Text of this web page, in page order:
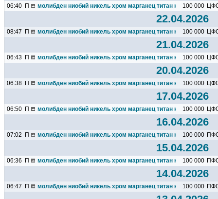
06:40 П молибден ниобий никель хром марганец титан кремний чугун
100 000
22.04.2026
08:47 П молибден ниобий никель хром марганец титан кремний чугун
100 000
21.04.2026
06:43 П молибден ниобий никель хром марганец титан кремний чугун
100 000
20.04.2026
06:38 П молибден ниобий никель хром марганец титан кремний чугун
100 000
17.04.2026
06:50 П молибден ниобий никель хром марганец титан кремний чугун
100 000
16.04.2026
07:02 П молибден ниобий никель хром марганец титан кремний чугун
100 000
15.04.2026
06:36 П молибден ниобий никель хром марганец титан кремний чугун
100 000
14.04.2026
06:47 П молибден ниобий никель хром марганец титан кремний чугун
100 000